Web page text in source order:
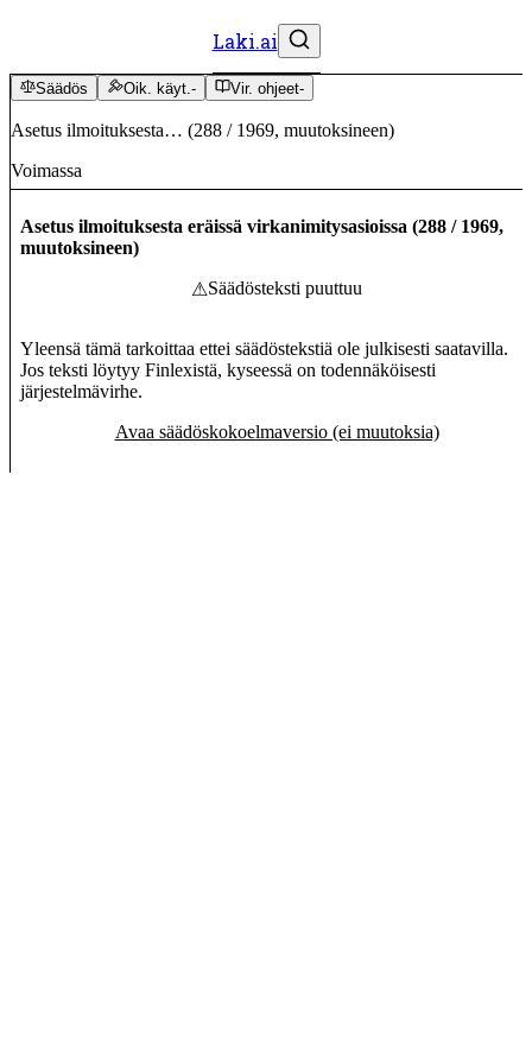
Laki.ai
Säädös Oik. käyt.- Vir. ohjeet-
Asetus ilmoituksesta… (288 / 1969, muutoksineen)
Voimassa
Asetus ilmoituksesta eräissä virkanimitysasioissa (288 / 1969,
muutoksineen)
⚠Säädösteksti puuttuu
Yleensä tämä tarkoittaa ettei säädöstekstiä ole julkisesti saatavilla.
Jos teksti löytyy Finlexistä, kyseessä on todennäköisesti
järjestelmävirhe.
Avaa säädöskokoelmaversio (ei muutoksia)